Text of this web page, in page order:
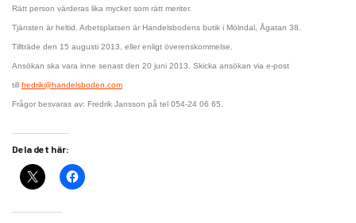
Rätt person värderas lika mycket som rätt meriter.
Tjänsten är heltid. Arbetsplatsen är Handelsbodens butik i Mölndal, Ågatan 38.
Tillträde den 15 augusti 2013, eller enligt överenskommelse.
Ansökan ska vara inne senast den 20 juni 2013. Skicka ansökan via e-post
till fredrik@handelsboden.com
Frågor besvaras av: Fredrik Jansson på tel 054-24 06 65.
Dela det här: